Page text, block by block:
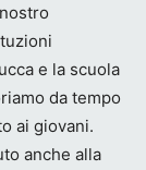
e la scuola
da tempo
ai giovani.
anche alla